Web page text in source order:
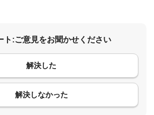
ト:ご意見をお聞かせください
解決した
解決しなかった
コメント